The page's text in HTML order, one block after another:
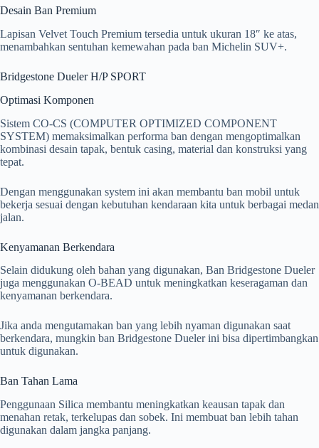
Desain Ban Premium
Lapisan Velvet Touch Premium tersedia untuk ukuran 18″ ke atas,
menambahkan sentuhan kemewahan pada ban Michelin SUV+.
Bridgestone Dueler H/P SPORT
Optimasi Komponen
Sistem CO-CS (COMPUTER OPTIMIZED COMPONENT
SYSTEM) memaksimalkan performa ban dengan mengoptimalkan
kombinasi desain tapak, bentuk casing, material dan konstruksi yang
tepat.
Dengan menggunakan system ini akan membantu ban mobil untuk
bekerja sesuai dengan kebutuhan kendaraan kita untuk berbagai medan
jalan.
Kenyamanan Berkendara
Selain didukung oleh bahan yang digunakan, Ban Bridgestone Dueler
juga menggunakan O-BEAD untuk meningkatkan keseragaman dan
kenyamanan berkendara.
Jika anda mengutamakan ban yang lebih nyaman digunakan saat
berkendara, mungkin ban Bridgestone Dueler ini bisa dipertimbangkan
untuk digunakan.
Ban Tahan Lama
Penggunaan Silica membantu meningkatkan keausan tapak dan
menahan retak, terkelupas dan sobek. Ini membuat ban lebih tahan
digunakan dalam jangka panjang.